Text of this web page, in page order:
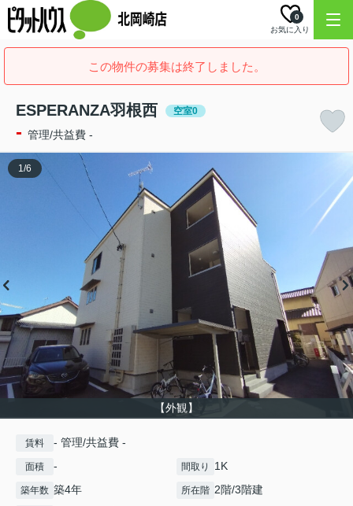
お気に入り
0
この物件の募集は終了しました。
ESPERANZA羽根西 空室0
- 管理/共益費 -
【外観】
1/6
賃料 - 管理/共益費 -
面積 - 間取り 1K
築年数 築4年 所在階 2階/3階建